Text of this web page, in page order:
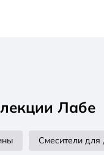
Лабе
Смесители